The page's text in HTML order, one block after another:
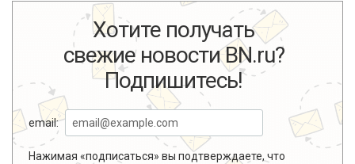
Хотите получать
свежие новости BN.ru?
Подпишитесь!
email:
Нажимая «подписаться» вы подтверждаете, что